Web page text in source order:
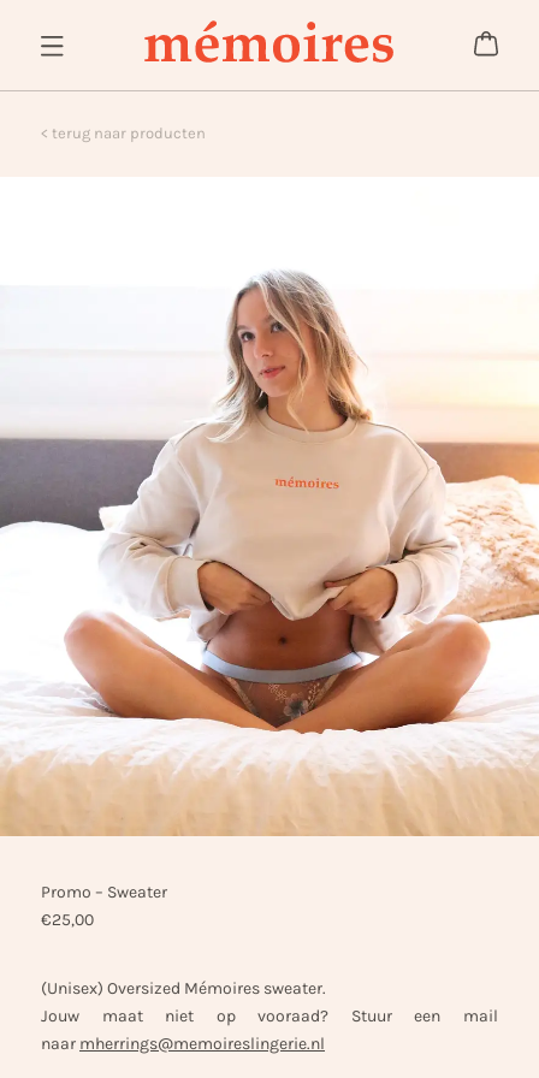
< terug naar producten
Promo – Sweater
€25,00
(Unisex) Oversized Mémoires sweater.
Jouw maat niet op vooraad? Stuur een mail
naar mherrings@memoireslingerie.nl